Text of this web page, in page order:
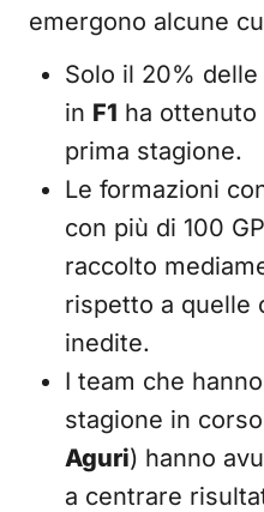
emergono alcune
Solo il 20% delle
in F1 ha
prima stagione.
Le formazioni
con più di 100
raccolto
rispetto a quelle
inedite.
I team che
stagione in
Aguri) hanno
a centrare